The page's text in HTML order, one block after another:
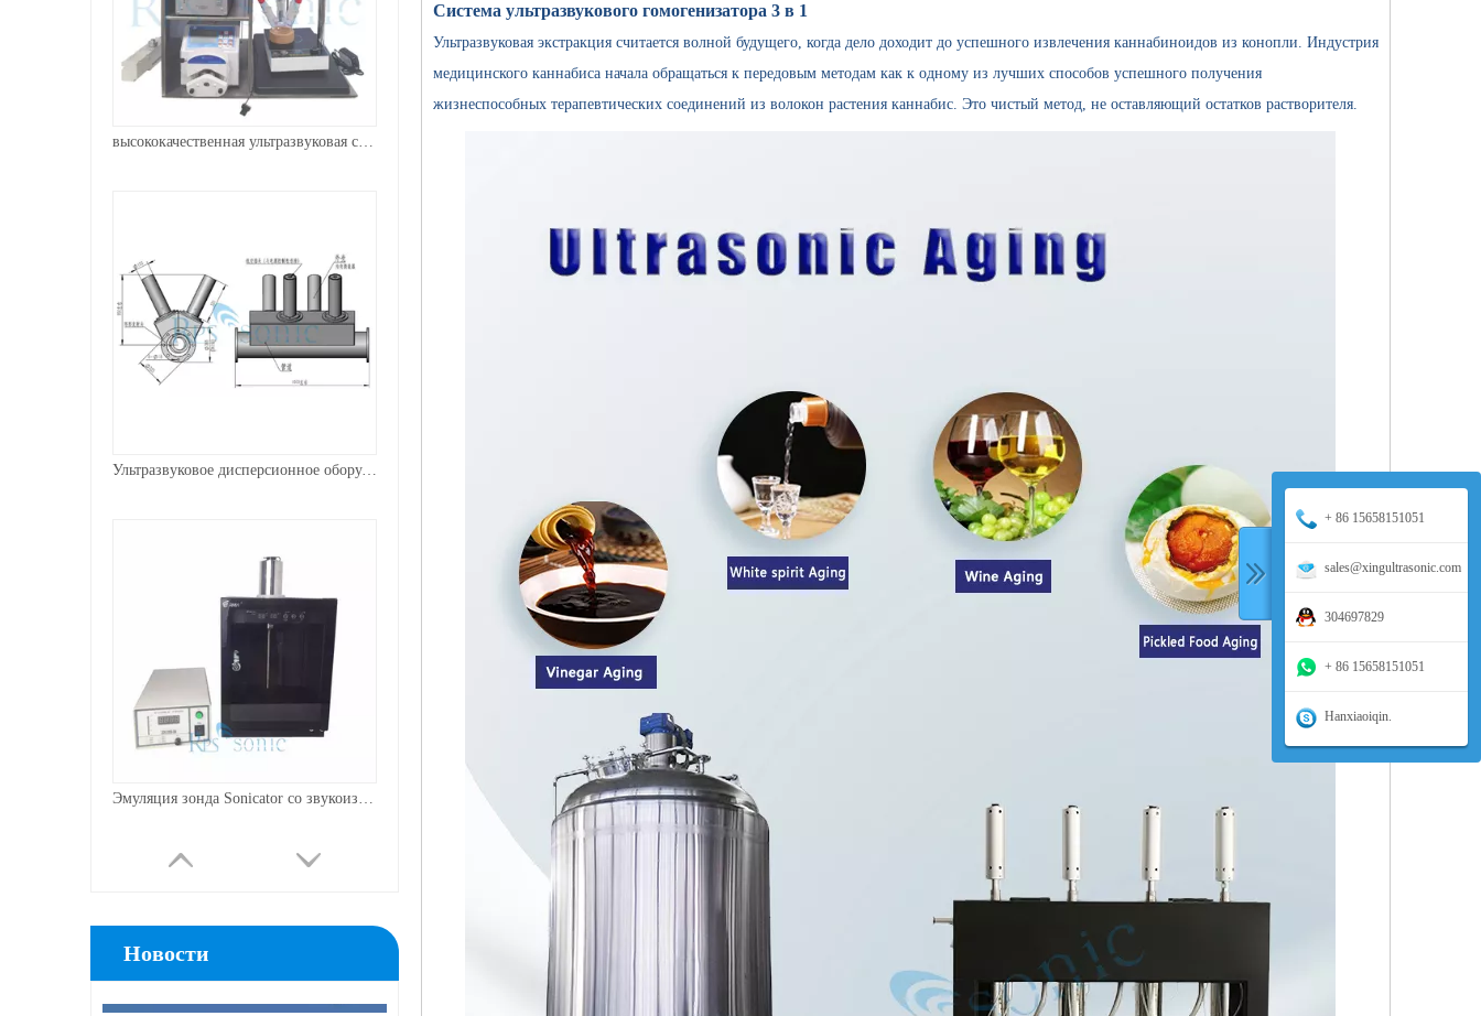
высококачественная ультразвуковая сонохимическая дисперсионная машина
Ультразвуковое дисперсионное оборудование 20 кГц 1500 Вт
Эмуляция зонда Sonicator со звукоизоляцией
Новости
Сочетание ультразвука с другими технологиями очистки воды
В настоящее время исследования по добыче антиоксидантов и антивозрастных препаратов из натуральных продуктов привлекли широкое внимание ученых и иностранных дел. Значительные
Знаете ли вы ультразвуковую сварку жгутов металлических проводов?
Система ультразвукового гомогенизатора 3 в 1
Ультразвуковая экстракция считается волной будущего, когда дело доходит до успешного извлечения каннабиноидов из конопли. Индустрия
медицинского каннабиса начала обращаться к передовым методам как к одному из лучших способов успешного получения
жизнеспособных терапевтических соединений из волокон растения каннабис. Это чистый метод, не оставляющий остатков растворителя.
+ 86 15658151051
sales@xingultrasonic.com
304697829
+ 86 15658151051
Hanxiaoiqin.